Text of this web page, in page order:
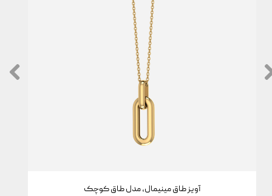
آویز طاق مینیمال، مدل طاق کوچک